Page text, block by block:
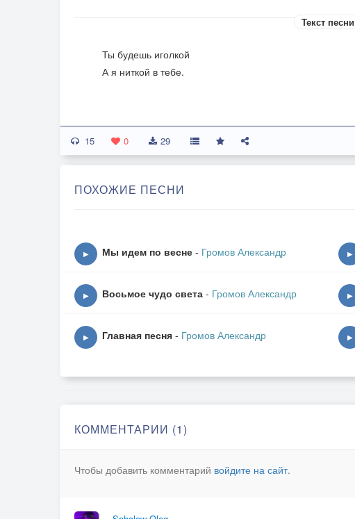
Текст песни
Ты будешь иголкой
А я ниткой в тебе.
15 0 29
ПОХОЖИЕ ПЕСНИ
▶ Мы идем по весне - Громов Александр ▶
▶ Восьмое чудо света - Громов Александр ▶
▶ Главная песня - Громов Александр ▶
КОММЕНТАРИИ (1)
Чтобы добавить комментарий войдите на сайт.